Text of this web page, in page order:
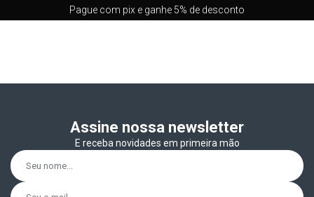
Pague com pix e ganhe 5% de desconto
Assine nossa newsletter
E receba novidades em primeira mão